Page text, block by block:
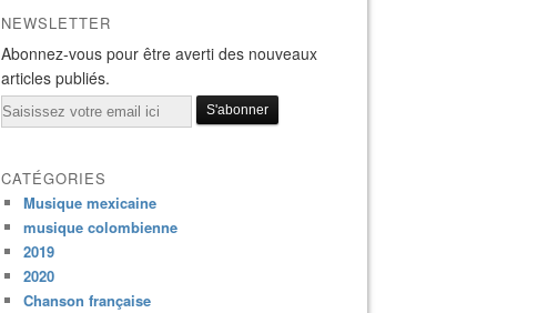
NEWSLETTER
Abonnez-vous pour être averti des nouveaux
articles publiés.
Email
CATÉGORIES
Musique mexicaine
musique colombienne
2019
2020
Chanson française